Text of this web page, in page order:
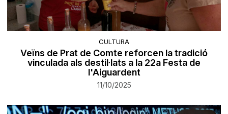
CULTURA
Veïns de Prat de Comte reforcen la tradició
vinculada als destil·lats a la 22a Festa de
l'Aiguardent
11/10/2025